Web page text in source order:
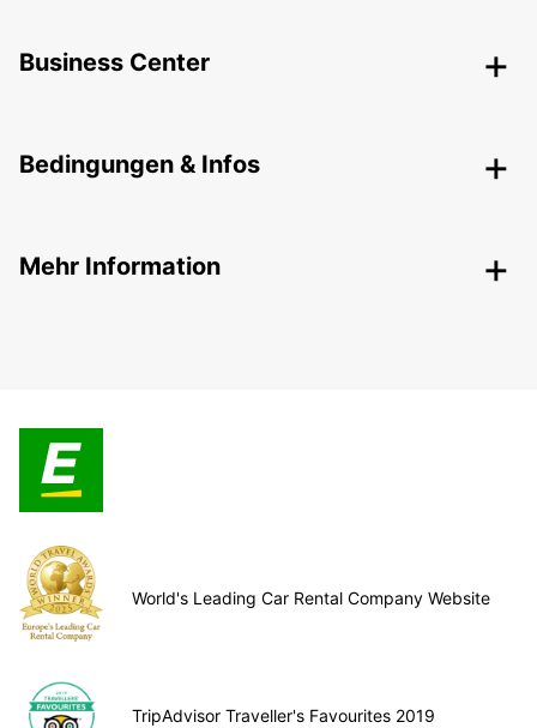
Business Center
Bedingungen & Infos
Mehr Information
World's Leading Car Rental Company Website
TripAdvisor Traveller's Favourites 2019